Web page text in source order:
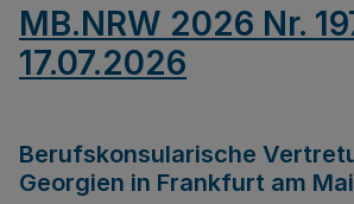
MB.NRW 2026 Nr.
17.07.2026
Berufskonsularische
Georgien in Frankfurt am